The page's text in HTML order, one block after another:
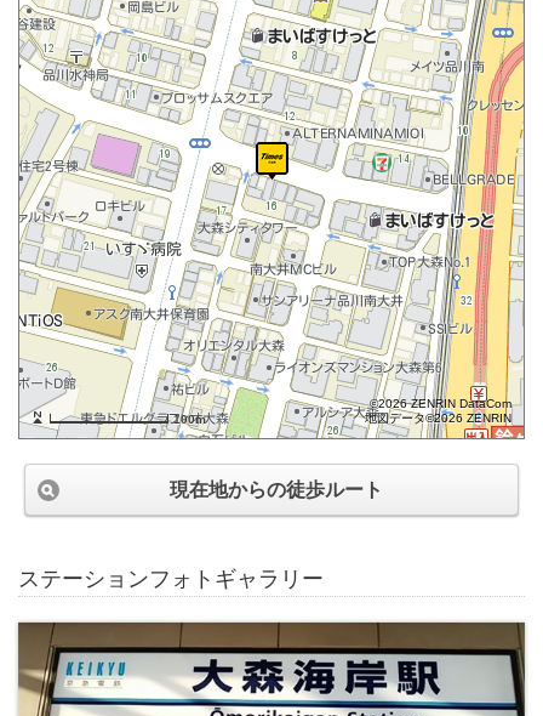
100m
©2026 ZENRIN DataCom
地図データ©2026 ZENRIN
現在地からの徒歩ルート
ステーションフォトギャラリー